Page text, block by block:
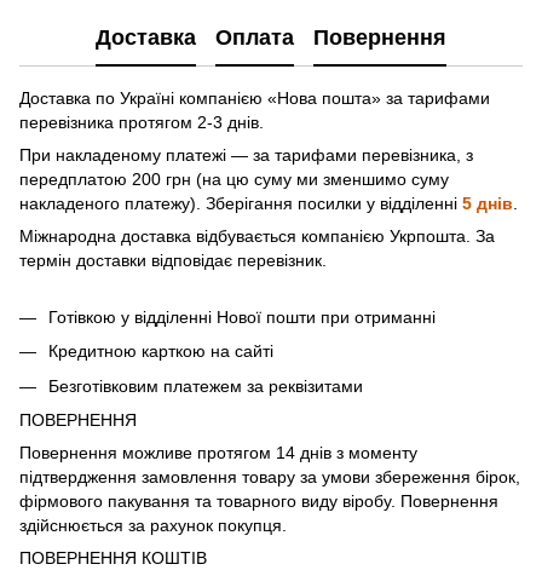
Доставка Оплата Повернення
Доставка по Україні компанією «Нова пошта» зa тарифами
перевізника протягом 2-3 днів.
При накладеному платежі — за тарифами перевізника, з
передплатою 200 грн (на цю суму ми зменшимо суму
накладеного платежу). Зберігання посилки у відділенні 5 днів
Міжнародна доставка відбувається компанією Укрпошта. За
термін доставки відповідає перевізник.
Готівкою у відділенні Нової пошти при отриманні
Кредитною карткою на сайті
Безготівковим платежем за реквізитами
ПОВЕРНЕННЯ
Повернення можливе протягом 14 днів з моменту
підтвердження замовлення товару за умови збереження бірок,
фірмового пакування та товарного виду віробу. Повернення
здійснюється за рахунок покупця.
ПОВЕРНЕННЯ КОШТІВ